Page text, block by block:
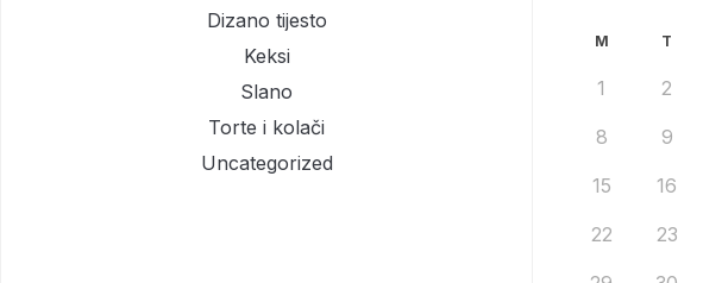
Dizano tijesto
Keksi
Slano
Torte i kolači
Uncategorized
M T
1 2
8 9
15 16
22 23